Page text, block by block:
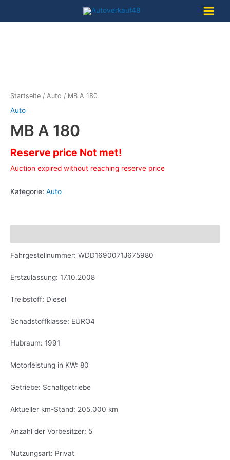
Main
Startseite / Auto / MB A 180
Auto
MB A 180
Reserve price Not met!
Auction expired without reaching reserve price
Kategorie: Auto
Fahrgestellnummer: WDD1690071J675980
Erstzulassung: 17.10.2008
Treibstoff: Diesel
Schadstoffklasse: EURO4
Hubraum: 1991
Motorleistung in KW: 80
Getriebe: Schaltgetriebe
Aktueller km-Stand: 205.000 km
Anzahl der Vorbesitzer: 5
Nutzungsart: Privat